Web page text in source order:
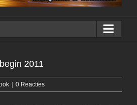
2011
| 0 Reacties